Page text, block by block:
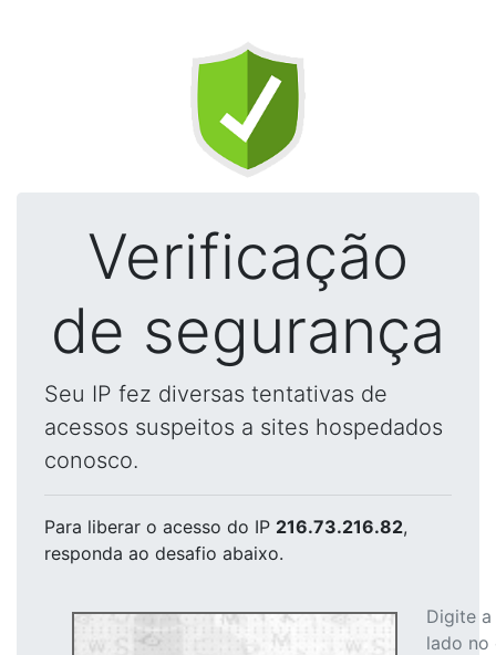
Verificação
de segurança
Seu IP fez diversas tentativas de
acessos suspeitos a sites hospedados
conosco.
Para liberar o acesso do IP 216.73.216.82,
responda ao desafio abaixo.
Digite
lado no